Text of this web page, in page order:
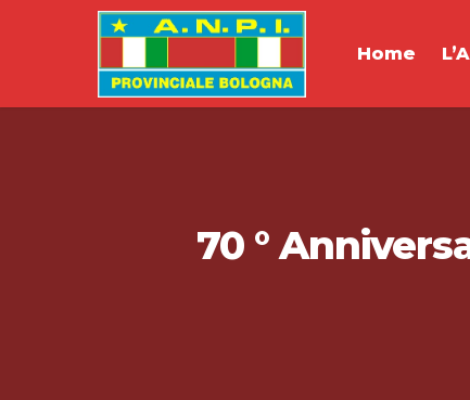
Home
70 °